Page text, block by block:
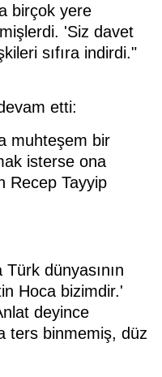
birçok yere
'Siz davet
sıfıra indirdi."
etti:
muhteşem bir
isterse ona
Recep Tayyip
dünyasının
Hoca bizimdir.'
deyince
ters binmemiş, düz